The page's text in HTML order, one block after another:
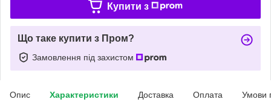
Купити з
Що таке купити з Пром?
Замовлення під захистом
Опис Характеристики Доставка Оплата Умови